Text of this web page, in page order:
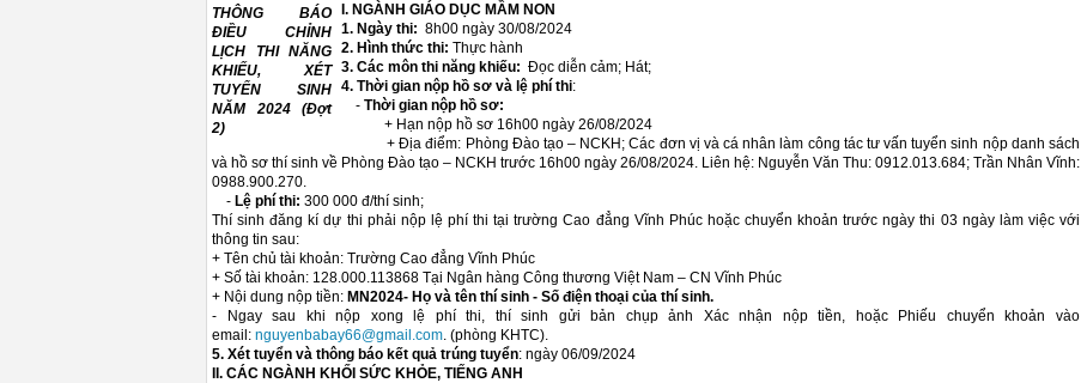
THÔNG BÁO
ĐIỀU CHỈNH
LỊCH THI NĂNG
KHIẾU, XÉT
TUYỂN SINH
NĂM 2024 (Đợt
2)
I. NGÀNH GIÁO DỤC MẦM NON
1. Ngày thi: 8h00 ngày 30/08/2024
2. Hình thức thi: Thực hành
3. Các môn thi năng khiếu: Đọc diễn cảm; Hát;
4. Thời gian nộp hồ sơ và lệ phí thi:
- Thời gian nộp hồ sơ:
+ Hạn nộp hồ sơ 16h00 ngày 26/08/2024
+ Địa điểm: Phòng Đào tạo – NCKH; Các đơn vị và cá nhân làm công tác tư vấn tuyển sinh nộp danh sách
và hồ sơ thí sinh về Phòng Đào tạo – NCKH trước 16h00 ngày 26/08/2024. Liên hệ: Nguyễn Văn Thu: 0912.013.684; Trần Nhân Vĩnh:
0988.900.270.
- Lệ phí thi: 300 000 đ/thí sinh;
Thí sinh đăng kí dự thi phải nộp lệ phí thi tại trường Cao đẳng Vĩnh Phúc hoặc chuyển khoản trước ngày thi 03 ngày làm việc với
thông tin sau:
+ Tên chủ tài khoản: Trường Cao đẳng Vĩnh Phúc
+ Số tài khoản: 128.000.113868 Tại Ngân hàng Công thương Việt Nam – CN Vĩnh Phúc
+ Nội dung nộp tiền: MN2024- Họ và tên thí sinh - Số điện thoại của thí sinh.
- Ngay sau khi nộp xong lệ phí thi, thí sinh gửi bản chụp ảnh Xác nhận nộp tiền, hoặc Phiếu chuyển khoản vào
email: nguyenbabay66@gmail.com. (phòng KHTC).
5. Xét tuyển và thông báo kết quả trúng tuyển: ngày 06/09/2024
II. CÁC NGÀNH KHỐI SỨC KHỎE, TIẾNG ANH